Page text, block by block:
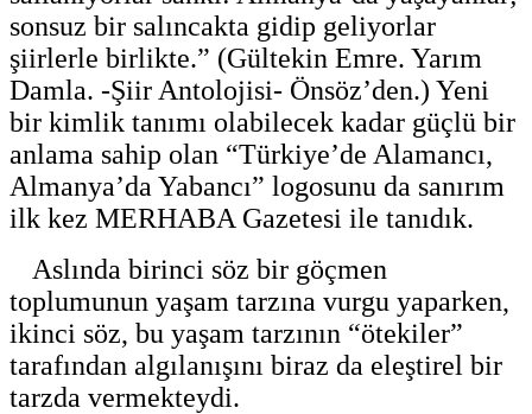
sonsuz bir salıncakta gidip geliyorlar
şiirlerle birlikte.” (Gültekin Emre. Yarım
Damla. -Şiir Antolojisi- Önsöz’den.) Yeni
bir kimlik tanımı olabilecek kadar güçlü bir
anlama sahip olan “Türkiye’de Alamancı,
Almanya’da Yabancı” logosunu da sanırım
ilk kez MERHABA Gazetesi ile tanıdık.
Aslında birinci söz bir göçmen
toplumunun yaşam tarzına vurgu yaparken,
ikinci söz, bu yaşam tarzının “ötekiler”
tarafından algılanışını biraz da eleştirel bir
tarzda vermekteydi.